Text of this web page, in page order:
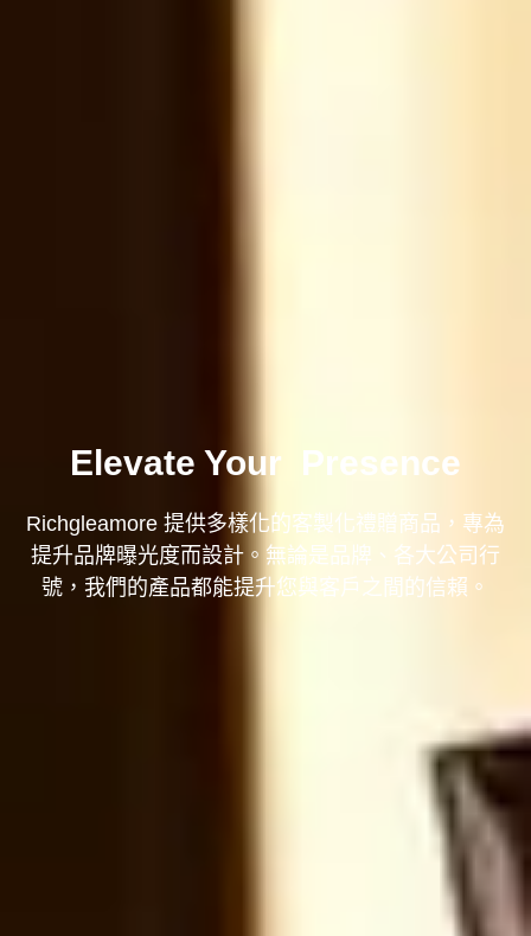
Elevate Your Presence
Richgleamore 提供多樣化的客製化禮贈商品，專為
提升品牌曝光度而設計。無論是品牌、各大公司行
號，我們的產品都能提升您與客戶之間的信賴。